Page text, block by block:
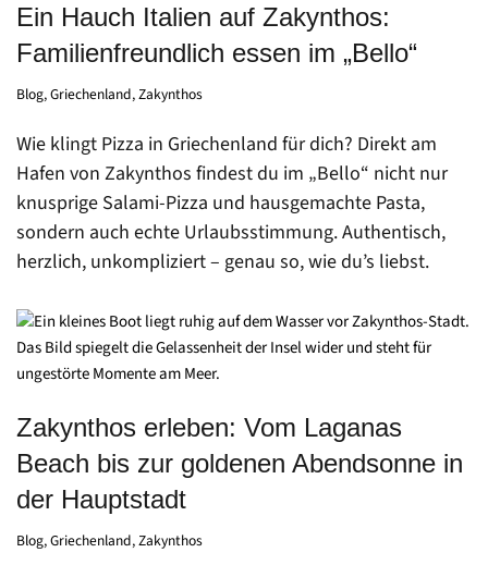
Ein Hauch Italien auf Zakynthos:
Familienfreundlich essen im „Bello“
Blog,Griechenland,Zakynthos
Wie klingt Pizza in Griechenland für dich? Direkt am
Hafen von Zakynthos findest du im „Bello“ nicht nur
knusprige Salami-Pizza und hausgemachte Pasta,
sondern auch echte Urlaubsstimmung. Authentisch,
herzlich, unkompliziert – genau so, wie du’s liebst.
Zakynthos erleben: Vom Laganas
Beach bis zur goldenen Abendsonne in
der Hauptstadt
Blog,Griechenland,Zakynthos